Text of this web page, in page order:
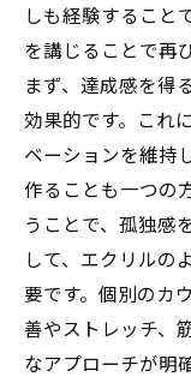
しも経験すること
を講じることで再
まず、達成感を得
効果的です。これ
ベーションを維持
作ることも一つの
うことで、孤独感
して、エクリルの
要です。個別のカ
善やストレッチ、
なアプローチが明